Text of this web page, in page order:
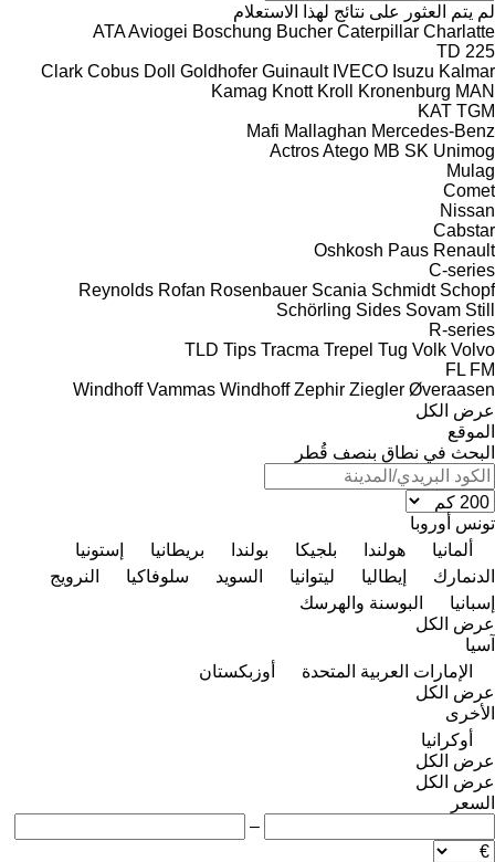
لم يتم العثور على نتائج لهذا الاستعلام
ATAAviogei Boschung Bucher Caterpillar Charlatte
TD 225
Clark Cobus Doll Goldhofer Guinault IVECO Isuzu Kalmar
Kamag Knott Kroll Kronenburg MAN
KAT TGM
Mafi Mallaghan Mercedes-Benz
ActrosAtego MB SK Unimog
Mulag
Comet
Nissan
Cabstar
Oshkosh Paus Renault
C-series
Reynolds Rofan Rosenbauer Scania Schmidt Schopf
Schörling Sides Sovam Still
R-series
TLD Tips Tracma Trepel Tug Volk Volvo
FL FM
Windhoff Vammas Windhoff Zephir Ziegler Øveraasen
عرض الكل
الموقع
البحث في نطاق بنصف قُطر
تونس أوروبا
ألمانيا
هولندا بلجيكا بولندا بريطانيا
إستونيا
الدنمارك
إيطاليا ليتوانيا السويد سلوفاكيا
النرويج
إسبانيا
البوسنة والهرسك
عرض الكل
آسيا
الإمارات العربية المتحدة
أوزبكستان
عرض الكل
الأخرى
أوكرانيا
عرض الكل
عرض الكل
السعر
–